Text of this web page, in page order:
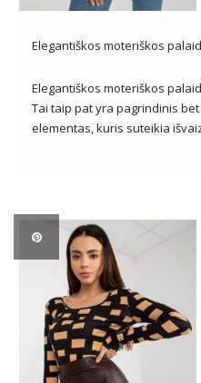
Elegantiškos moteriškos
Elegantiškos moteriškos
Tai taip pat yra pagrindinis
elementas, kuris suteikia